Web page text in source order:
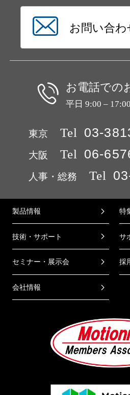
お問い合
お電話での
平日 9:00 – 17:00
東京 Tel 03-
大阪 Tel 06-
人事・総務 Tel
製品情報 特
技術・サポート サ
セミナー・展示会 採
会社情報